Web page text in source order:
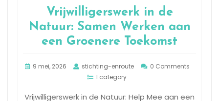
Vrijwilligerswerk in de
Natuur: Samen Werken aan
een Groenere Toekomst
9 mei, 2026 stichting-enroute
0 Comments
1 category
Vrijwilligerswerk in de Natuur: Help Mee aan een